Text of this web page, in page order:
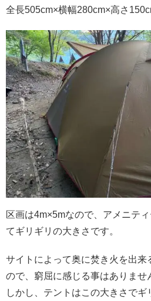
全長505cm×横幅280cm×高さ
区画は4m×5mなので、アメニテ
てギリギリの大きさです。
サイトによって奥に焚き火を出来
ので、窮屈に感じる事はありませ
しかし、テントはこの大きさでギ